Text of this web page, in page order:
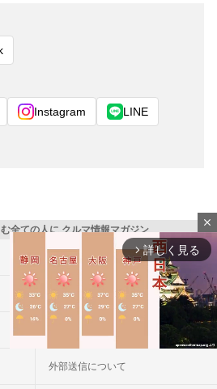
Instagram LINE
全ての人に クルマ情報マガジン
カスタムCarMe
お問い合わせ
外部送信について
close
arrow_forward_ios 詳しく見る